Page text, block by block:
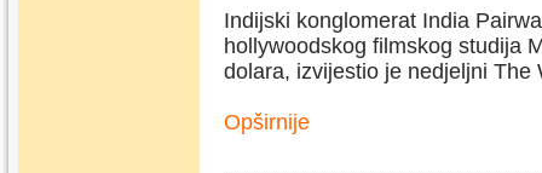
Indijski konglomerat India
hollywoodskog filmskog studija
dolara, izvijestio je nedjeljni The
Opširnije